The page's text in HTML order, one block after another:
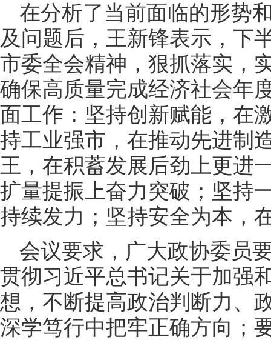
在分析了当前面临的形势
及问题后，王新锋表示，下
市委全会精神，狠抓落实，
确保高质量完成经济社会年
面工作：坚持创新赋能，在
持工业强市，在推动先进制
王，在积蓄发展后劲上更进
扩量提振上奋力突破；坚持
持续发力；坚持安全为本，
会议要求，广大政协委员
贯彻习近平总书记关于加强
想，不断提高政治判断力、
深学笃行中把牢正确方向；